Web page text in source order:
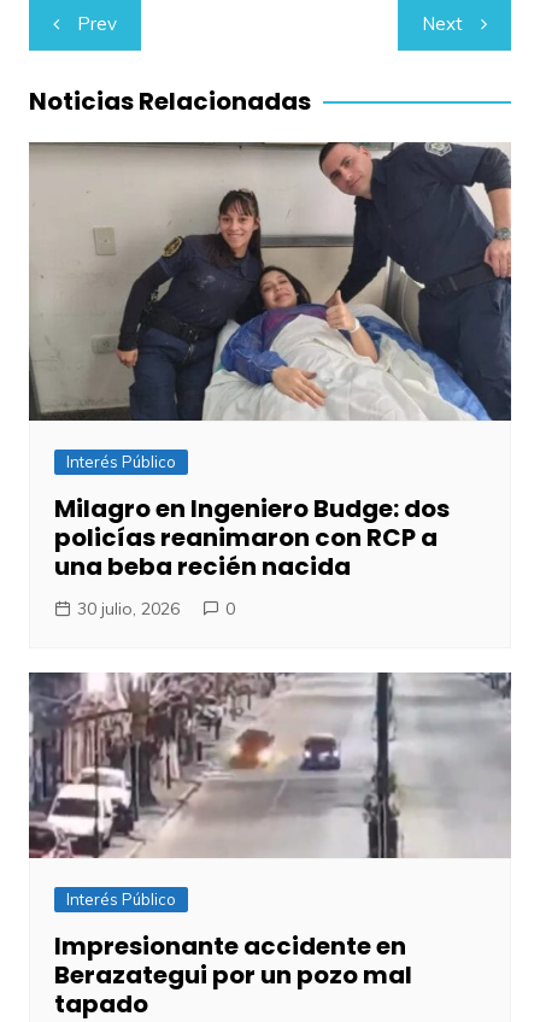
Navegación
de
entradas
Prev Next
Noticias Relacionadas
Interés Público
Milagro en Ingeniero Budge: dos
policías reanimaron con RCP a
una beba recién nacida
30 julio, 2026 0
Interés Público
Impresionante accidente en
Berazategui por un pozo mal
tapado